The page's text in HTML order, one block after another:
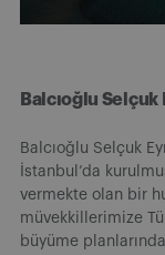
Balcıoğlu
Balcıoğlu Selçuk
İstanbul’da
vermekte olan bir
müvekkillerimize
büyüme